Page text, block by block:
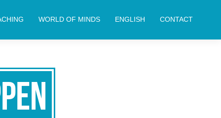
WORLD OF MINDS ENGLISH CONTACT